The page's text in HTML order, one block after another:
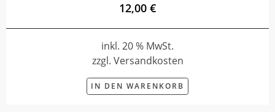
12,00 €
inkl. 20 % MwSt.
zzgl. Versandkosten
IN DEN WARENKORB